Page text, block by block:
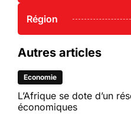
Région
Autres articles
Economie
L’Afrique se dote d’un
économiques